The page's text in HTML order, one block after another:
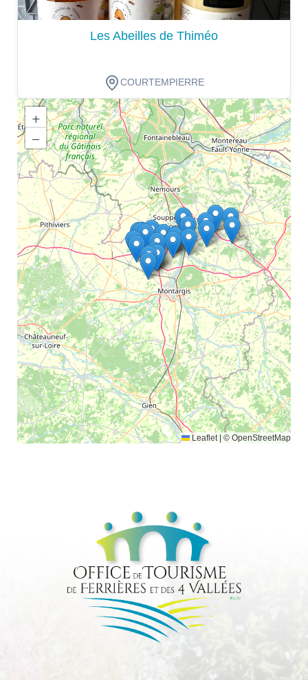
Les Abeilles de Thiméo
COURTEMPIERRE
Dégustation
+
−
Leaflet © OpenStreetMap